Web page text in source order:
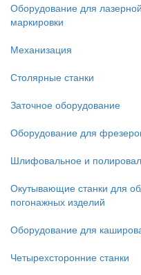
Оборудование для
маркировки
Механизация
Столярные станки
Заточное оборудование
Оборудование для
Шлифовальное и
Окутывающие станки для
погонажных изделий
Оборудование для
Четырехсторонние станки